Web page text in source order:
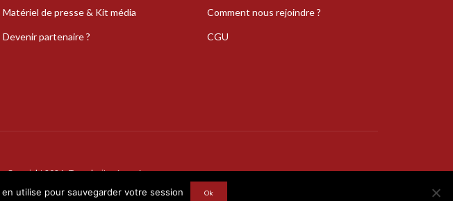
Matériel de presse & Kit média
Devenir partenaire ?
Comment nous rejoindre ?
CGU
Copyright 2026 · Tous droits réservés
utilise pour sauvegarder votre session Ok